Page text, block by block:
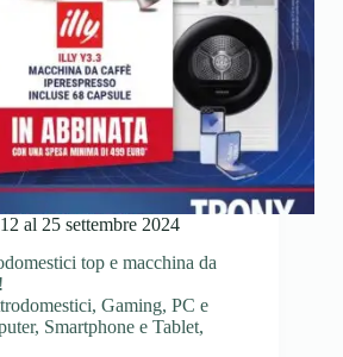
al 25 settembre 2024
top e macchina da
, Gaming, PC e
, Smartphone e Tablet,